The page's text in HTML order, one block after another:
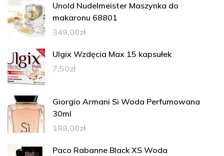
Unold Nudelmeister Maszynka do
makaronu 68801
349,00zł
Ulgix Wzdęcia Max 15 kapsułek
7,50zł
Giorgio Armani Si Woda Perfumowana
30ml
198,00zł
Paco Rabanne Black XS Woda